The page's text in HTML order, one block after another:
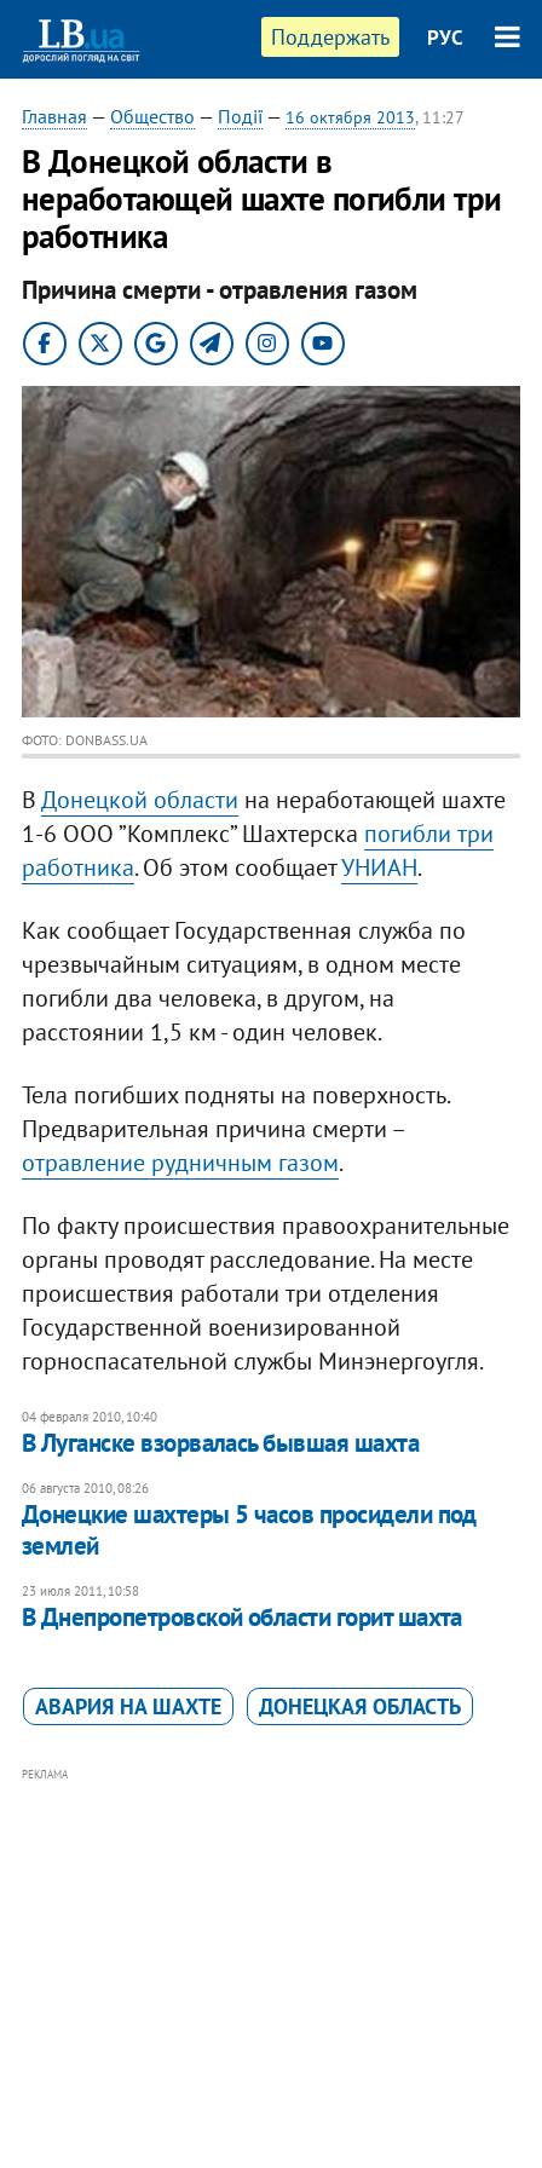
Поддержать РУС
Главная — Общество — Події— 16 октября 2013, 11:27
В Донецкой области в
неработающей шахте погибли три
работника
Причина смерти - отравления газом
ФОТО: DONBASS.UA
ВДонецкой области на неработающей шахте
1-6 ООО ”Комплекс” Шахтерска погибли три
работника. Об этом сообщаетУНИАН.
Как сообщает Государственная служба по
чрезвычайным ситуациям, в одном месте
погибли два человека, в другом, на
расстоянии 1,5 км - один человек.
Тела погибших подняты на поверхность.
Предварительная причина смерти –
отравление рудничным газом.
По факту происшествия правоохранительные
органы проводят расследование. На месте
происшествия работали три отделения
Государственной военизированной
горноспасательной службы Минэнергоугля.
04 февраля 2010, 10:40
В Луганске взорвалась бывшая шахта
06 августа 2010, 08:26
Донецкие шахтеры 5 часов просидели под
землей
23 июля 2011, 10:58
В Днепропетровской области горит шахта
АВАРИЯ НА ШАХТЕ ДОНЕЦКАЯ ОБЛАСТЬ
РЕКЛАМА